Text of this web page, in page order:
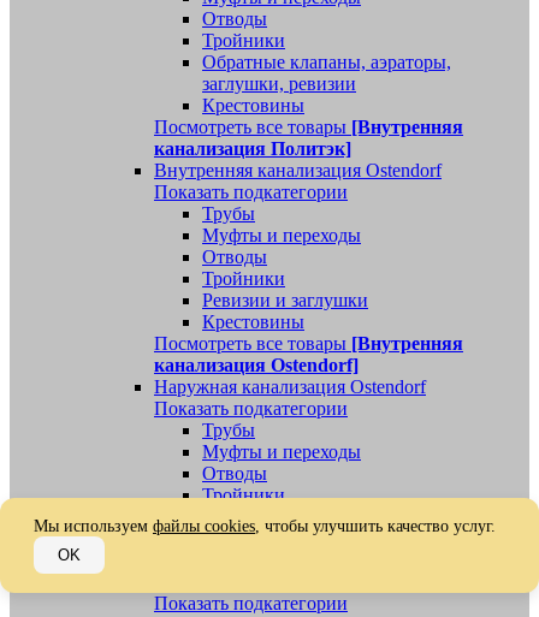
Отводы
Тройники
Обратные клапаны, аэраторы,
заглушки, ревизии
Крестовины
Посмотреть все товары [Внутренняя
канализация Политэк]
Внутренняя канализация Ostendorf
Показать подкатегории
Трубы
Муфты и переходы
Отводы
Тройники
Ревизии и заглушки
Крестовины
Посмотреть все товары [Внутренняя
канализация Ostendorf]
Наружная канализация Ostendorf
Показать подкатегории
Трубы
Муфты и переходы
Отводы
Тройники
Ревизии, заглушки, обратные клапаны
Посмотреть все товары[Наружная
Показать подкатегории
Мы используем файлы cookies, чтобы улучшить качество услуг.
OK